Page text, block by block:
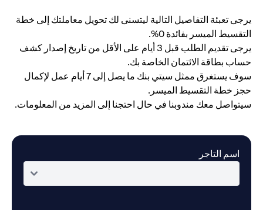
يرجى تعبئة التفاصيل التالية ليتسنى لك تحويل معاملتك إلى خطة
التقسيط الميسر بفائدة 0%.
يرجى تقديم الطلب قبل 3 أيام على الأقل من تاريخ إصدار كشف
حساب بطاقة الائتمان الخاصة بك.
سوف يستغرق ممثل سيتي بنك ما يصل إلى 7 أيام عمل لإكمال
حجز خطة التقسيط الميسر.
سيتواصل معك مندوبنا في حال احتجنا إلى المزيد من المعلومات.
اسم التاجر